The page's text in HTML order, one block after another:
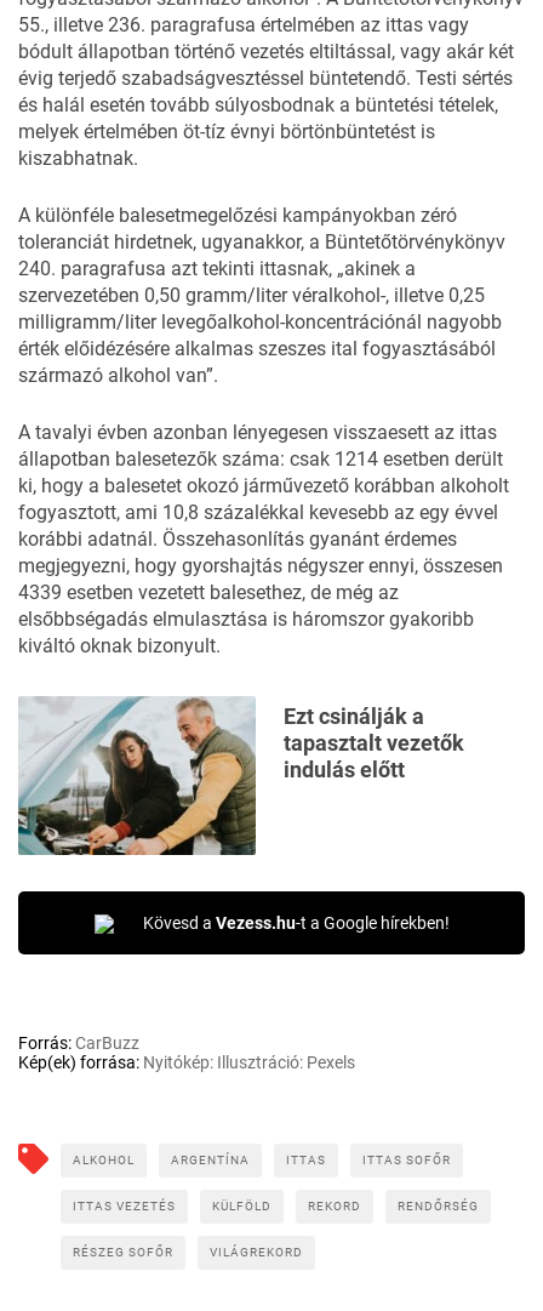
55., illetve 236. paragrafusa értelmében az ittas vagy
bódult állapotban történő vezetés eltiltással, vagy akár két
évig terjedő szabadságvesztéssel büntetendő. Testi sértés
és halál esetén tovább súlyosbodnak a büntetési tételek,
melyek értelmében öt-tíz évnyi börtönbüntetést is
kiszabhatnak.
A különféle balesetmegelőzési kampányokban zéró
toleranciát hirdetnek, ugyanakkor, a Büntetőtörvénykönyv
240. paragrafusa azt tekinti ittasnak, „akinek a
szervezetében 0,50 gramm/liter véralkohol-, illetve 0,25
milligramm/liter levegőalkohol-koncentrációnál nagyobb
érték előidézésére alkalmas szeszes ital fogyasztásából
származó alkohol van”.
A tavalyi évben azonban lényegesen visszaesett az ittas
állapotban balesetezők száma: csak 1214 esetben derült
ki, hogy a balesetet okozó járművezető korábban alkoholt
fogyasztott, ami 10,8 százalékkal kevesebb az egy évvel
korábbi adatnál. Összehasonlítás gyanánt érdemes
megjegyezni, hogy gyorshajtás négyszer ennyi, összesen
4339 esetben vezetett balesethez, de még az
elsőbbségadás elmulasztása is háromszor gyakoribb
kiváltó oknak bizonyult.
Ezt csinálják a
tapasztalt vezetők
indulás előtt
Kövesd a Vezess.hu-t a Google hírekben!
Forrás:CarBuzz
Kép(ek) forrása: Nyitókép: Illusztráció: Pexels
ALKOHOL ARGENTÍNA ITTAS ITTAS SOFŐR
ITTAS VEZETÉS KÜLFÖLD REKORD RENDŐRSÉG
RÉSZEG SOFŐR VILÁGREKORD